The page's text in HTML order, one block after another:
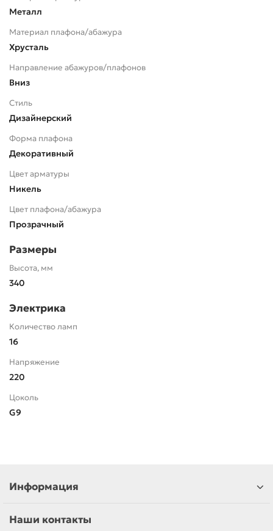
Металл
Материал плафона/абажура
Хрусталь
Направление абажуров/плафонов
Вниз
Стиль
Дизайнерский
Форма плафона
Декоративный
Цвет арматуры
Никель
Цвет плафона/абажура
Прозрачный
Размеры
Высота, мм
340
Электрика
Количество ламп
16
Напряжение
220
Цоколь
G9
Информация
Наши контакты